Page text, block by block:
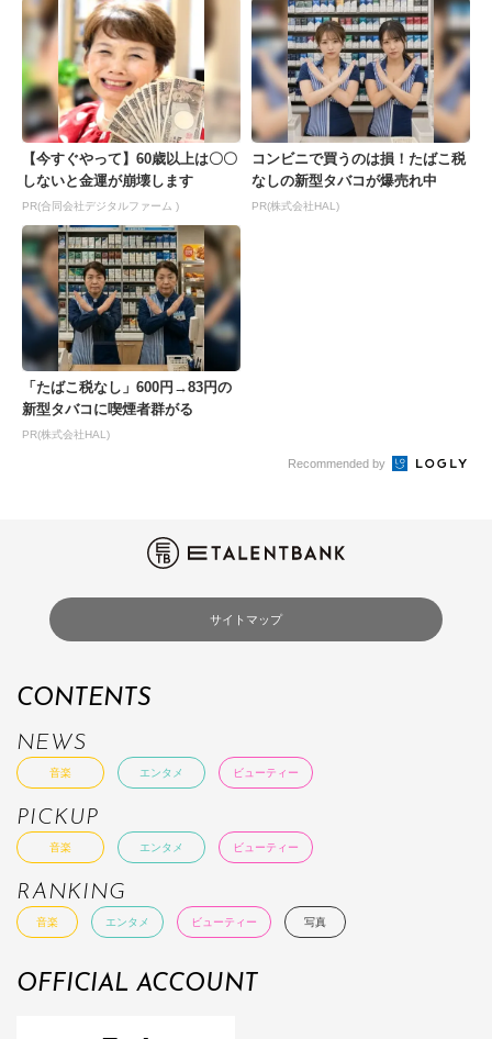
【今すぐやって】60歳以上は〇〇
しないと金運が崩壊します
PR(合同会社デジタルファーム )
コンビニで買うのは損！たばこ税
なしの新型タバコが爆売れ中
PR(株式会社HAL)
「たばこ税なし」600円→83円の
新型タバコに喫煙者群がる
PR(株式会社HAL)
Recommended by
サイトマップ
CONTENTS
NEWS
音楽 エンタメ ビューティー
PICKUP
音楽 エンタメ ビューティー
RANKING
音楽 エンタメ ビューティー 写真
OFFICIAL ACCOUNT